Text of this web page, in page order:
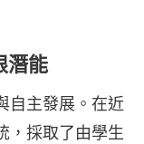
潛能
自主發展。在近
，採取了由學生